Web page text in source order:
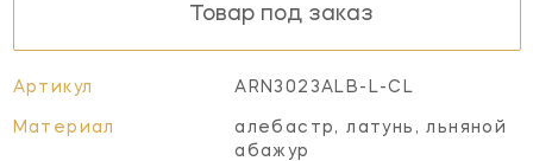
Товар под заказ
Артикул ARN3023ALB-L-CL
Материал
алебастр, латунь, льняной
абажур